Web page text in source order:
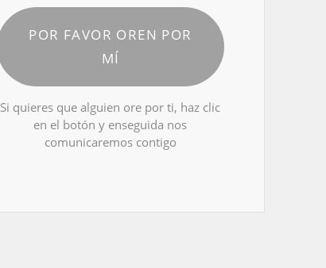
POR FAVOR OREN POR
MÍ
Si quieres que alguien ore por ti, haz clic
en el botón y enseguida nos
comunicaremos contigo